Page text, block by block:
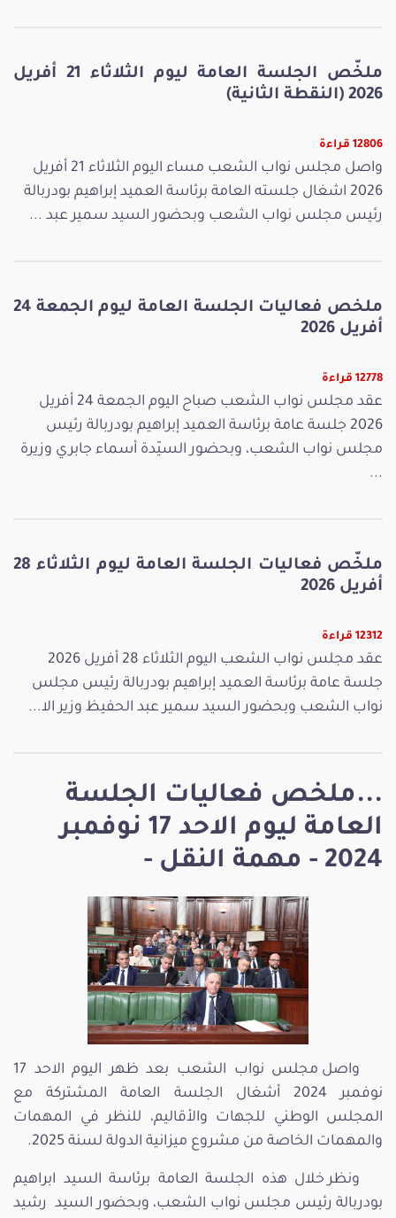
...ملخص فعاليات الجلسة
العامة ليوم الاحد 17 نوفمبر
2024 - مهمة النقل -
واصل مجلس نواب الشعب بعد ظهر اليوم الاحد 17
نوفمبر 2024 أشغال الجلسة العامة المشتركة مع
المجلس الوطني للجهات والأقاليم، للنظر في المهمات
والمهمات الخاصة من مشروع ميزانية الدولة لسنة 2025.
ونظر خلال هذه الجلسة العامة برئاسة السيد ابراهيم
بودربالة رئيس مجلس نواب الشعب، وبحضور السيد رشيد
ملخّص الجلسة العامة ليوم الثلاثاء 21 أفريل
2026 (النقطة الثانية)
12806 قراءة
واصل مجلس نواب الشعب مساء اليوم الثلاثاء 21 أفريل
2026 اشغال جلسته العامة برئاسة العميد إبراهيم بودربالة
رئيس مجلس نواب الشعب وبحضور السيد سمير عبد ...
ملخص فعاليات الجلسة العامة ليوم الجمعة 24
أفريل 2026
12778 قراءة
عقد مجلس نواب الشعب صباح اليوم الجمعة 24 أفريل
2026 جلسة عامة برئاسة العميد إبراهيم بودربالة رئيس
مجلس نواب الشعب، وبحضور السيّدة أسماء جابري وزيرة
...
ملخّص فعاليات الجلسة العامة ليوم الثلاثاء 28
أفريل 2026
12312 قراءة
عقد مجلس نواب الشعب اليوم الثلاثاء 28 أفريل 2026
جلسة عامة برئاسة العميد إبراهيم بودربالة رئيس مجلس
نواب الشعب وبحضور السيد سمير عبد الحفيظ وزير الا...